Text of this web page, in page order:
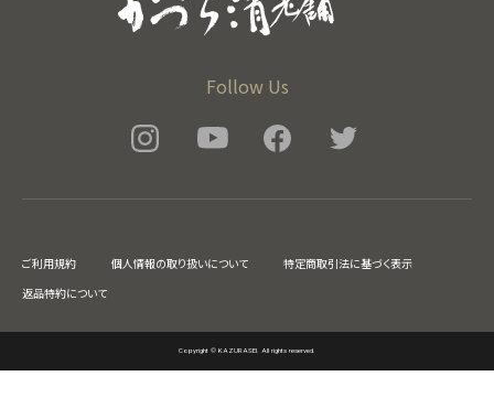
Follow Us
ご利用規約 個人情報の取り扱いについて
特定商取引法に基づく表示
返品特約について
Copyright © KAZURASEI. All rights reserved.